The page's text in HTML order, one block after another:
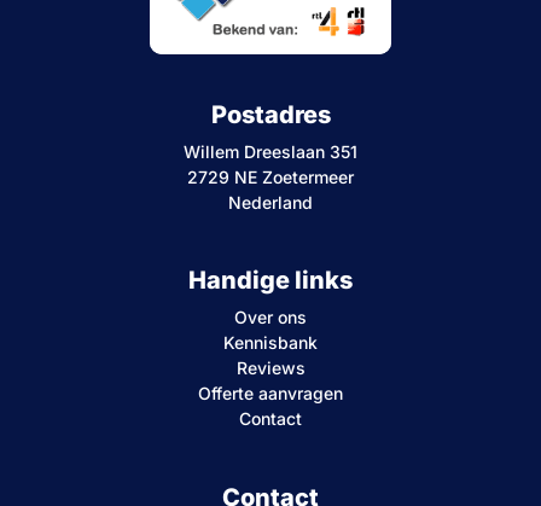
Postadres
Willem Dreeslaan 351
2729 NE Zoetermeer
Nederland
Handige links
Over ons
Kennisbank
Reviews
Offerte aanvragen
Contact
Contact